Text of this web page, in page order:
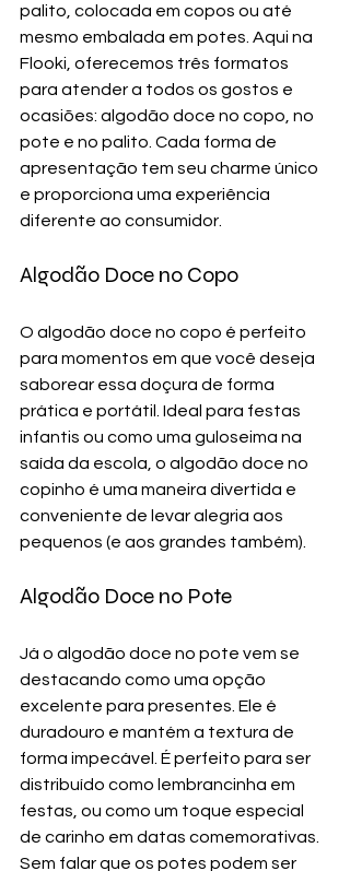
palito, colocada em copos ou até
mesmo embalada em potes. Aqui na
Flooki, oferecemos três formatos
para atender a todos os gostos e
ocasiões: algodão doce no copo, no
pote e no palito. Cada forma de
apresentação tem seu charme único
e proporciona uma experiência
diferente ao consumidor.
Algodão Doce no Copo
O algodão doce no copo é perfeito
para momentos em que você deseja
saborear essa doçura de forma
prática e portátil. Ideal para festas
infantis ou como uma guloseima na
saída da escola, o algodão doce no
copinho é uma maneira divertida e
conveniente de levar alegria aos
pequenos (e aos grandes também).
Algodão Doce no Pote
Já o algodão doce no pote vem se
destacando como uma opção
excelente para presentes. Ele é
duradouro e mantém a textura de
forma impecável. É perfeito para ser
distribuído como lembrancinha em
festas, ou como um toque especial
de carinho em datas comemorativas.
Sem falar que os potes podem ser